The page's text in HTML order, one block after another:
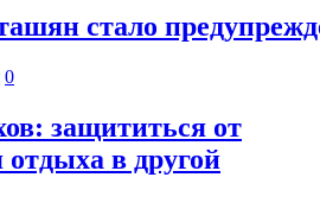
стало
0
защититься от
в другой